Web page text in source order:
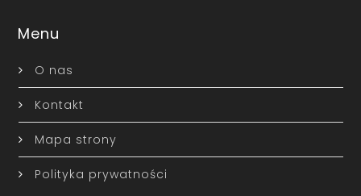
Menu
O nas
Kontakt
Mapa strony
Polityka prywatności